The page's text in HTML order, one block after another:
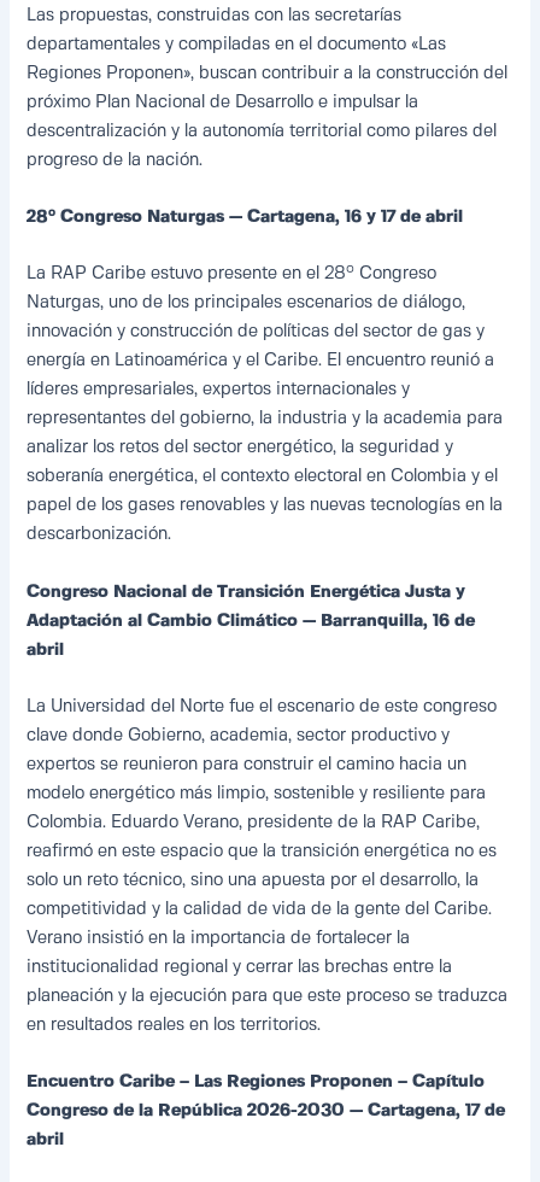
Las propuestas, construidas con las secretarías
departamentales y compiladas en el documento «Las
Regiones Proponen», buscan contribuir a la construcción del
próximo Plan Nacional de Desarrollo e impulsar la
descentralización y la autonomía territorial como pilares del
progreso de la nación.
28° Congreso Naturgas — Cartagena, 16 y 17 de abril
La RAP Caribe estuvo presente en el 28° Congreso
Naturgas, uno de los principales escenarios de diálogo,
innovación y construcción de políticas del sector de gas y
energía en Latinoamérica y el Caribe. El encuentro reunió a
líderes empresariales, expertos internacionales y
representantes del gobierno, la industria y la academia para
analizar los retos del sector energético, la seguridad y
soberanía energética, el contexto electoral en Colombia y el
papel de los gases renovables y las nuevas tecnologías en la
descarbonización.
Congreso Nacional de Transición Energética Justa y
Adaptación al Cambio Climático — Barranquilla, 16 de
abril
La Universidad del Norte fue el escenario de este congreso
clave donde Gobierno, academia, sector productivo y
expertos se reunieron para construir el camino hacia un
modelo energético más limpio, sostenible y resiliente para
Colombia. Eduardo Verano, presidente de la RAP Caribe,
reafirmó en este espacio que la transición energética no es
solo un reto técnico, sino una apuesta por el desarrollo, la
competitividad y la calidad de vida de la gente del Caribe.
Verano insistió en la importancia de fortalecer la
institucionalidad regional y cerrar las brechas entre la
planeación y la ejecución para que este proceso se traduzca
en resultados reales en los territorios.
Encuentro Caribe – Las Regiones Proponen – Capítulo
Congreso de la República 2026-2030 — Cartagena, 17 de
abril